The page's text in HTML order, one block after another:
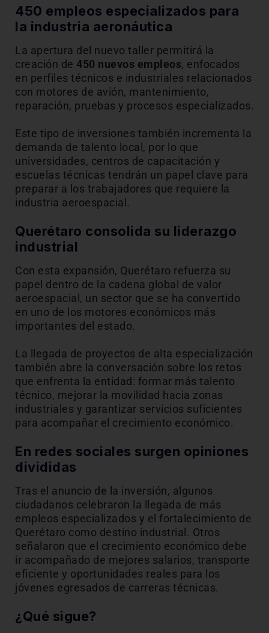
450 empleos especializados para
la industria aeronáutica
La apertura del nuevo taller permitirá la
creación de 450 nuevos empleos, enfocados
en perfiles técnicos e industriales relacionados
con motores de avión, mantenimiento,
reparación, pruebas y procesos especializados.
Este tipo de inversiones también incrementa la
demanda de talento local, por lo que
universidades, centros de capacitación y
escuelas técnicas tendrán un papel clave para
preparar a los trabajadores que requiere la
industria aeroespacial.
Querétaro consolida su liderazgo
industrial
Con esta expansión, Querétaro refuerza su
papel dentro de la cadena global de valor
aeroespacial, un sector que se ha convertido
en uno de los motores económicos más
importantes del estado.
La llegada de proyectos de alta especialización
también abre la conversación sobre los retos
que enfrenta la entidad: formar más talento
técnico, mejorar la movilidad hacia zonas
industriales y garantizar servicios suficientes
para acompañar el crecimiento económico.
En redes sociales surgen opiniones
divididas
Tras el anuncio de la inversión, algunos
ciudadanos celebraron la llegada de más
empleos especializados y el fortalecimiento de
Querétaro como destino industrial. Otros
señalaron que el crecimiento económico debe
ir acompañado de mejores salarios, transporte
eficiente y oportunidades reales para los
jóvenes egresados de carreras técnicas.
¿Qué sigue?